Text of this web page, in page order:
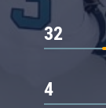
32
4